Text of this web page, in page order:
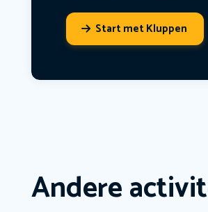
Start met Kluppen
Andere